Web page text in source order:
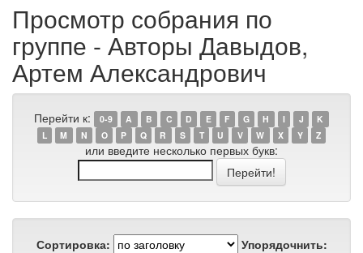
Просмотр собрания по
группе - Авторы Давыдов,
Артем Александрович
Перейти к: 0-9 A B C D E F G H I J
K
L
M N O P Q R S T U V W X Y Z
или введите несколько первых букв:
Сортировка:
Упорядочнить: